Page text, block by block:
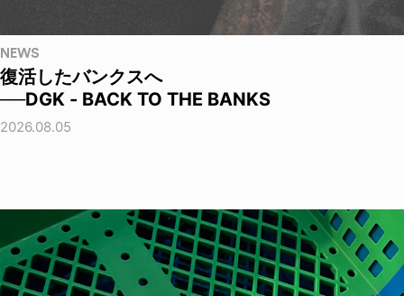
NEWS
復活したバンクスへ
──DGK - BACK TO THE BANKS
2026.08.05